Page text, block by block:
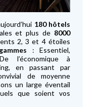
180 hôtels
et plus de 8000
2, 3 et 4 étoiles
: Essentiel,
l’économique à
en passant par
de moyenne
un large éventail
que soient vos